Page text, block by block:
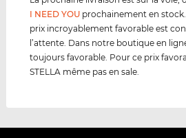
I NEED YOU prochainement en
prix incroyablement favorable est
l’attente. Dans notre boutique en
toujours favorable. Pour ce prix
STELLA même pas en sale.